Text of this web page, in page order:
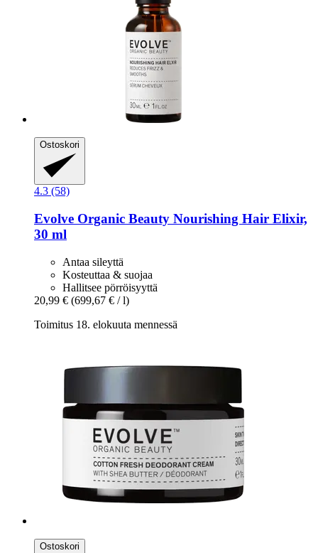
Ostoskori
4.3 (58)
Evolve Organic Beauty Nourishing Hair Elixir,
30 ml
Antaa sileyttä
Kosteuttaa & suojaa
Hallitsee pörröisyyttä
20,99 € (699,67 € / l)
Toimitus 18. elokuuta mennessä
Ostoskori